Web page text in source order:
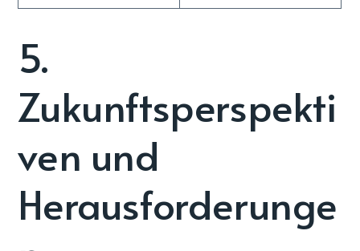
5.
Zukunftsperspekti
ven und
Herausforderunge